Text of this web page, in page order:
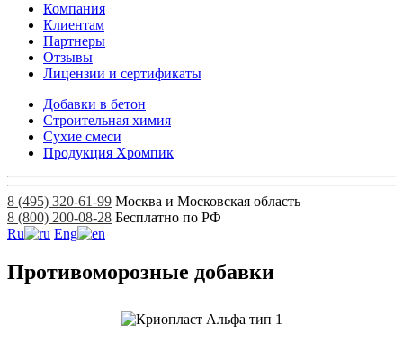
Компания
Клиентам
Партнеры
Отзывы
Лицензии и сертификаты
Добавки в бетон
Строительная химия
Сухие смеси
Продукция Хромпик
8 (495) 320-61-99 Москва и Московская область
8 (800) 200-08-28 Бесплатно по РФ
Ru
Eng
Противоморозные добавки